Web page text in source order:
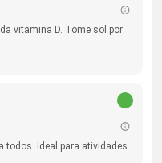
vitamina D. Tome sol por
todos. Ideal para atividades